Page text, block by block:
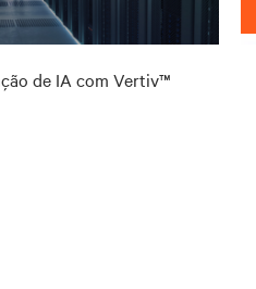
de IA com Vertiv™